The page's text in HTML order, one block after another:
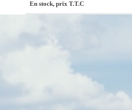
En stock, prix T.T.C